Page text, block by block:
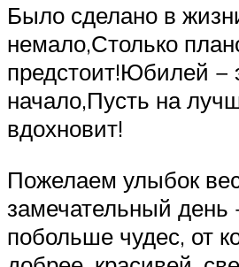
Было сделано в
немало,Столько
предстоит!Юбилей −
начало,Пусть на
вдохновит!
Пожелаем улыбок
замечательный
побольше чудес, от